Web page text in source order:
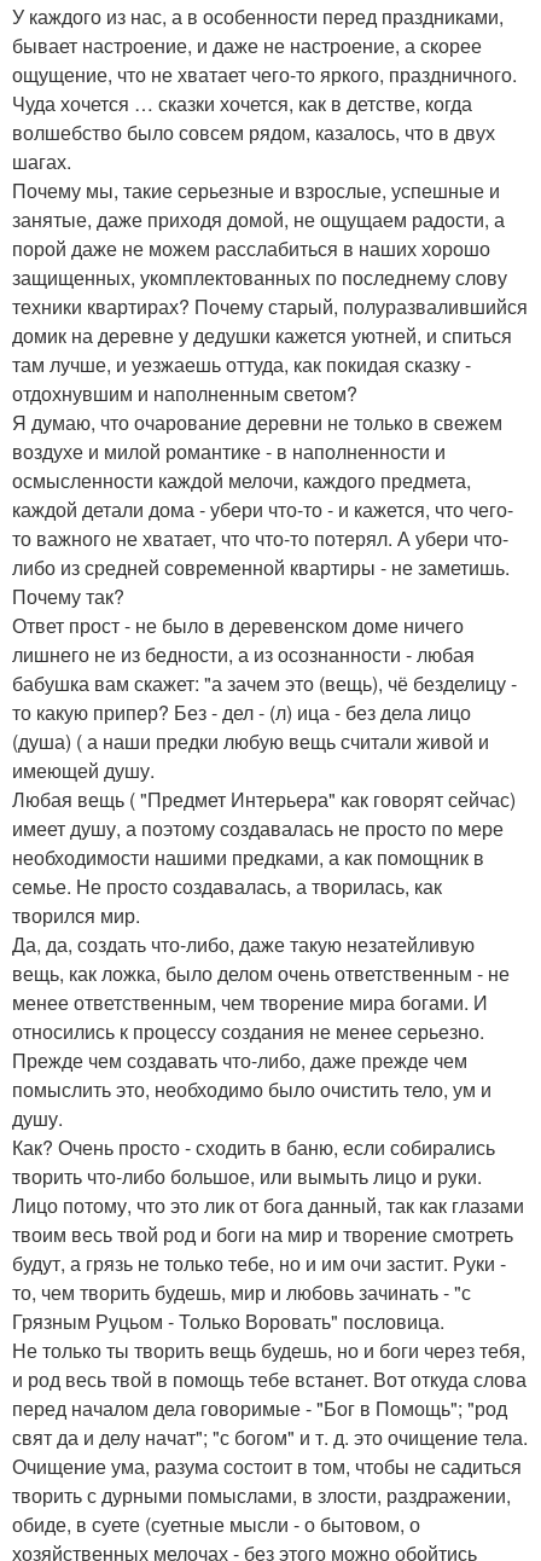
У каждого из нас, а в особенности перед праздниками,
бывает настроение, и даже не настроение, а скорее
ощущение, что не хватает чего-то яркого, праздничного.
Чуда хочется … сказки хочется, как в детстве, когда
волшебство было совсем рядом, казалось, что в двух
шагах.
Почему мы, такие серьезные и взрослые, успешные и
занятые, даже приходя домой, не ощущаем радости, а
порой даже не можем расслабиться в наших хорошо
защищенных, укомплектованных по последнему слову
техники квартирах? Почему старый, полуразвалившийся
домик на деревне у дедушки кажется уютней, и спиться
там лучше, и уезжаешь оттуда, как покидая сказку -
отдохнувшим и наполненным светом?
Я думаю, что очарование деревни не только в свежем
воздухе и милой романтике - в наполненности и
осмысленности каждой мелочи, каждого предмета,
каждой детали дома - убери что-то - и кажется, что чего-
то важного не хватает, что что-то потерял. А убери что-
либо из средней современной квартиры - не заметишь.
Почему так?
Ответ прост - не было в деревенском доме ничего
лишнего не из бедности, а из осознанности - любая
бабушка вам скажет: "а зачем это (вещь), чё безделицу -
то какую припер? Без - дел - (л) ица - без дела лицо
(душа) ( а наши предки любую вещь считали живой и
имеющей душу.
Любая вещь ( "Предмет Интерьера" как говорят сейчас)
имеет душу, а поэтому создавалась не просто по мере
необходимости нашими предками, а как помощник в
семье. Не просто создавалась, а творилась, как
творился мир.
Да, да, создать что-либо, даже такую незатейливую
вещь, как ложка, было делом очень ответственным - не
менее ответственным, чем творение мира богами. И
относились к процессу создания не менее серьезно.
Прежде чем создавать что-либо, даже прежде чем
помыслить это, необходимо было очистить тело, ум и
душу.
Как? Очень просто - сходить в баню, если собирались
творить что-либо большое, или вымыть лицо и руки.
Лицо потому, что это лик от бога данный, так как глазами
твоим весь твой род и боги на мир и творение смотреть
будут, а грязь не только тебе, но и им очи застит. Руки -
то, чем творить будешь, мир и любовь зачинать - "с
Грязным Руцьом - Только Воровать" пословица.
Не только ты творить вещь будешь, но и боги через тебя,
и род весь твой в помощь тебе встанет. Вот откуда слова
перед началом дела говоримые - "Бог в Помощь"; "род
свят да и делу начат"; "с богом" и т. д. это очищение тела.
Очищение ума, разума состоит в том, чтобы не садиться
творить с дурными помыслами, в злости, раздражении,
обиде, в суете (суетные мысли - о бытовом, о
хозяйственных мелочах - без этого можно обойтись